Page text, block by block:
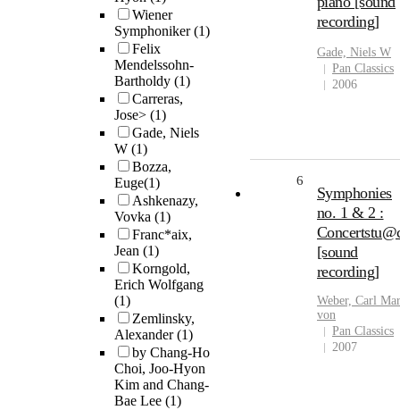
Wiener
Symphoniker(1)
Felix
Mendelssohn-
Bartholdy (1)
Carreras,
Jose> (1)
Gade, Niels
W (1)
Bozza,
Euge(1)
Ashkenazy,
Vovka (1)
Franc*aix,
Jean (1)
Korngold,
Erich Wolfgang
(1)
Zemlinsky,
Alexander(1)
by Chang-Ho
Choi, Joo-Hyon
Kim and Chang-
Bae Lee (1)
recording]
Gade, Niels W
Pan Classics
2006
6
Symphonies
no. 1 & 2 :
[sound
recording]
Weber, Carl
von
Pan Classics
2007